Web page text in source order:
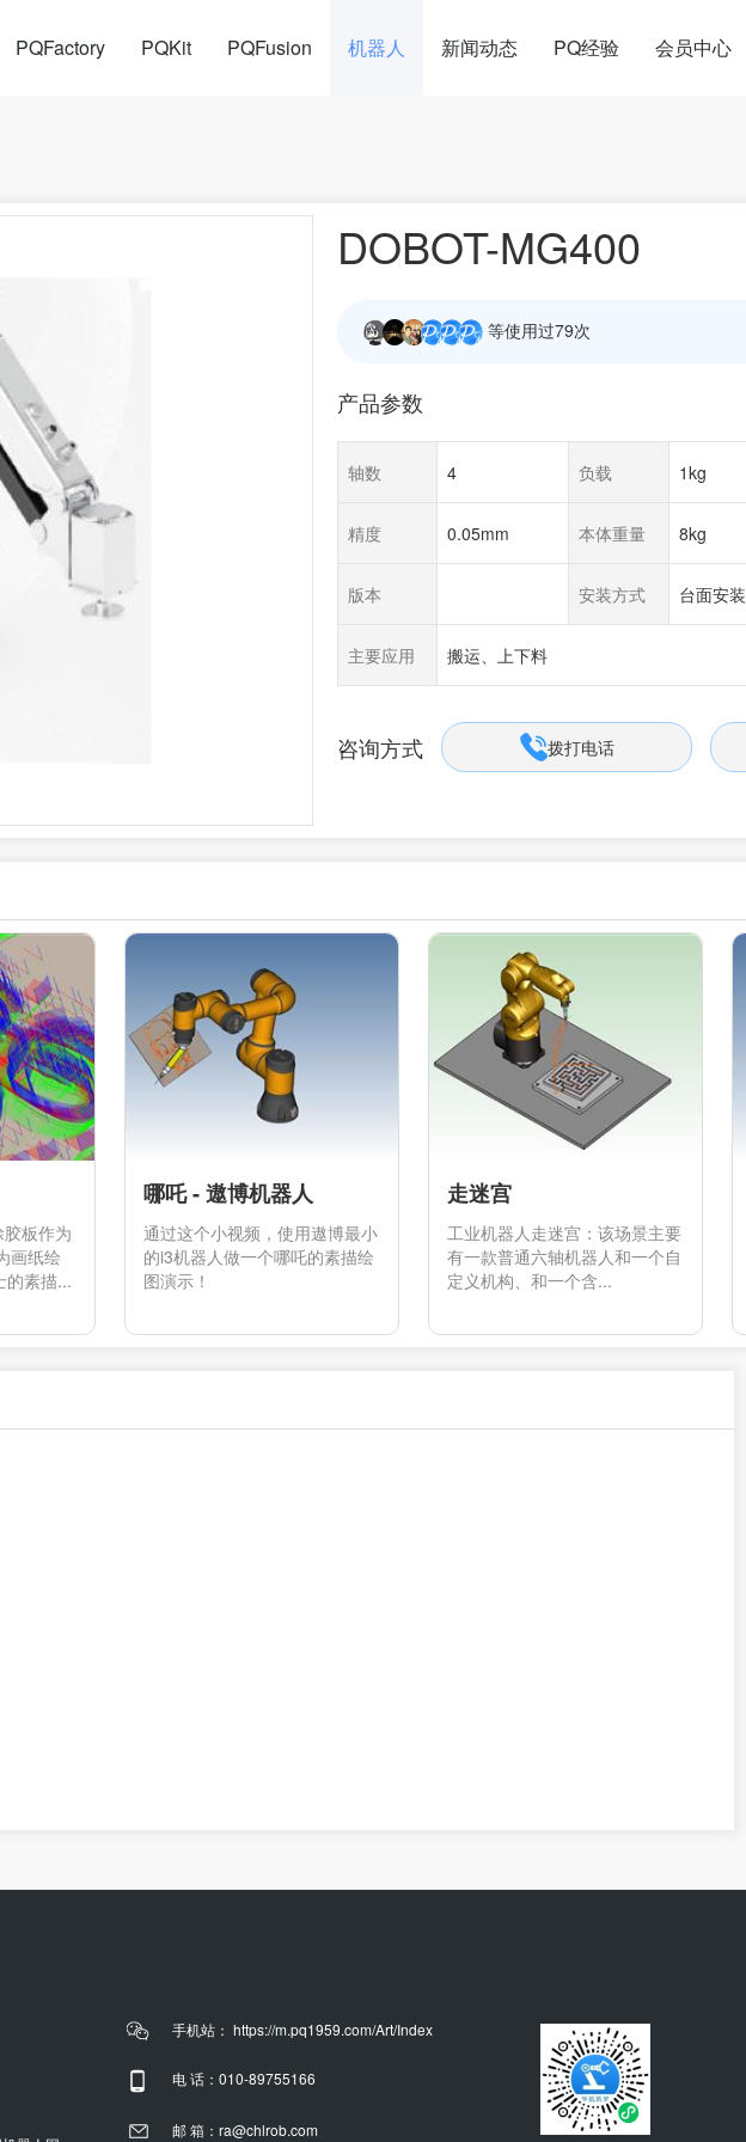
PQFactory PQKit PQFusion 机器人 新闻动态 PQ经验 会员中心
DOBOT-MG400
等使用过79次
产品参数
轴数 4 负载 1kg
精度 0.05mm 本体重量 8kg
版本 安装方式 台面安装
主要应用 搬运、上下料
咨询方式 拨打电话
板作为
画纸绘
的素描...
哪吒 - 遨博机器人
通过这个小视频，使用遨博最小
的i3机器人做一个哪吒的素描绘
图演示！
走迷宫
工业机器人走迷宫：该场景主要
有一款普通六轴机器人和一个自
定义机构、和一个含...
手机站： https://m.pq1959.com/Art/Index
电 话：010-89755166
邮 箱：ra@chlrob.com